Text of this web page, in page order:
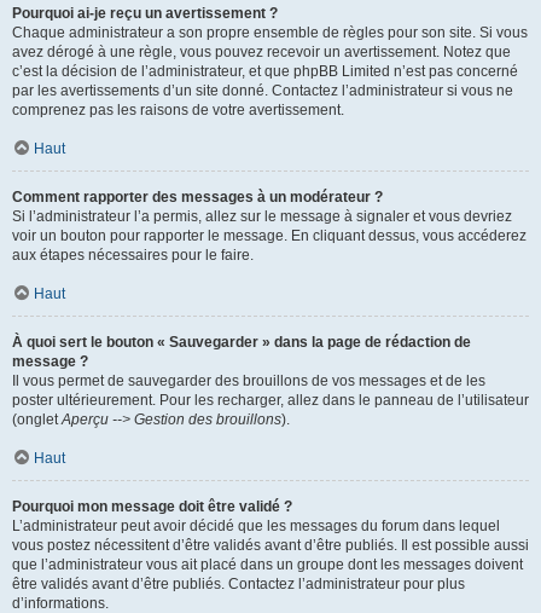
Pourquoi ai-je reçu un avertissement ?
Chaque administrateur a son propre ensemble de règles pour son site. Si vous
avez dérogé à une règle, vous pouvez recevoir un avertissement. Notez que
c’est la décision de l’administrateur, et que phpBB Limited n’est pas concerné
par les avertissements d’un site donné. Contactez l’administrateur si vous ne
comprenez pas les raisons de votre avertissement.
Haut
Comment rapporter des messages à un modérateur ?
Si l’administrateur l’a permis, allez sur le message à signaler et vous devriez
voir un bouton pour rapporter le message. En cliquant dessus, vous accéderez
aux étapes nécessaires pour le faire.
Haut
À quoi sert le bouton « Sauvegarder » dans la page de rédaction de
message ?
Il vous permet de sauvegarder des brouillons de vos messages et de les
poster ultérieurement. Pour les recharger, allez dans le panneau de l’utilisateur
(ongletAperçu --> Gestion des brouillons).
Haut
Pourquoi mon message doit être validé ?
L’administrateur peut avoir décidé que les messages du forum dans lequel
vous postez nécessitent d’être validés avant d’être publiés. Il est possible aussi
que l’administrateur vous ait placé dans un groupe dont les messages doivent
être validés avant d’être publiés. Contactez l’administrateur pour plus
d’informations.